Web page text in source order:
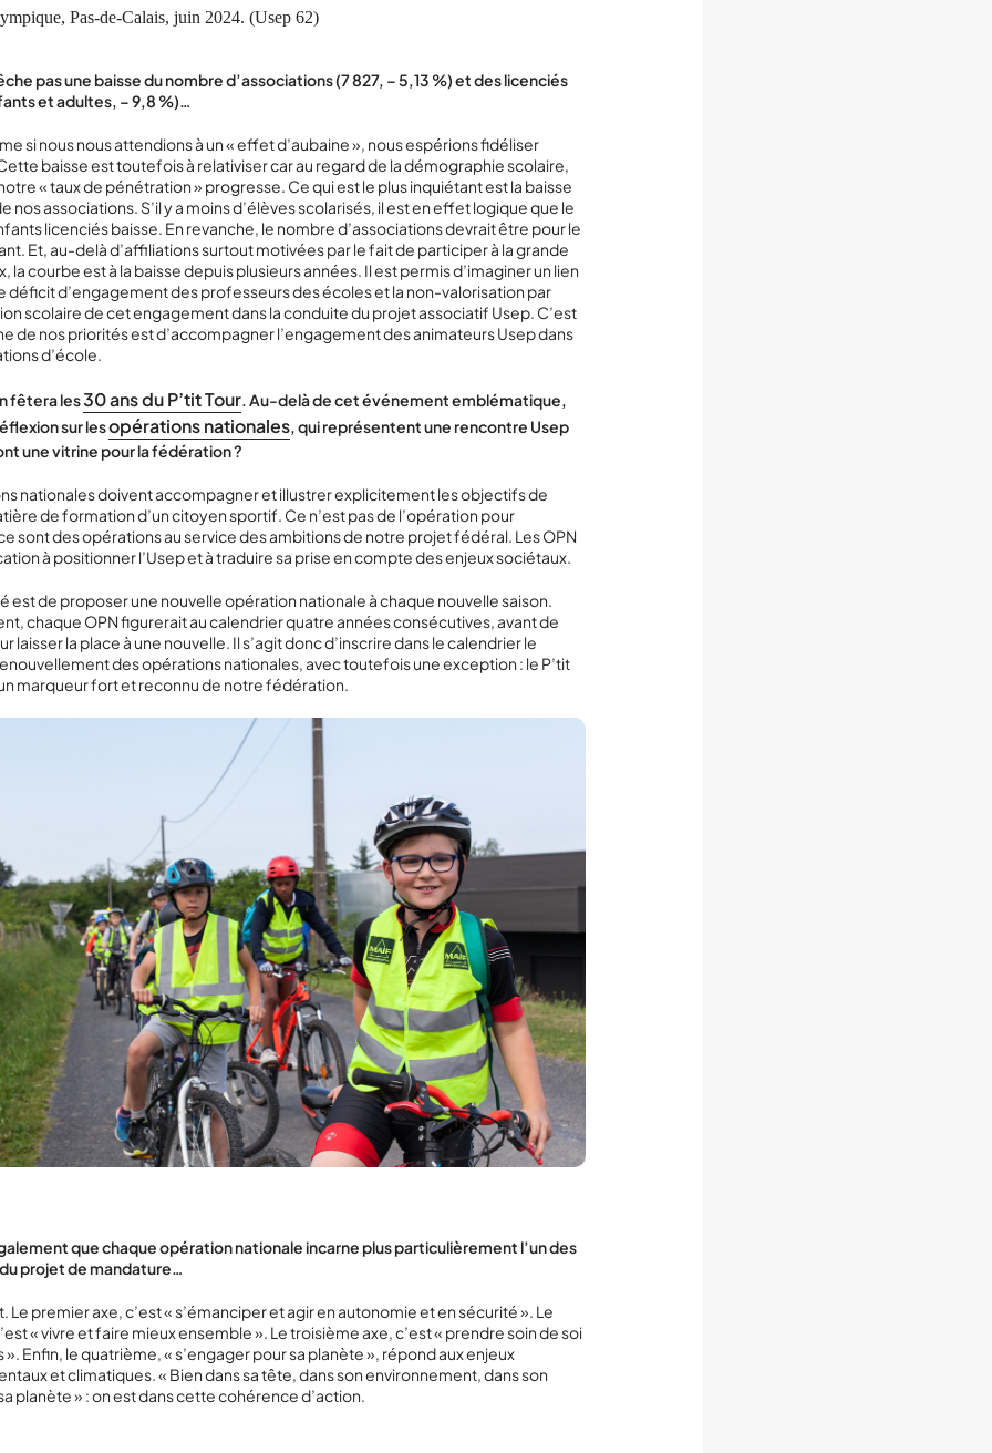
Pas-de-Calais, juin 2024. (Usep 62)
pas une baisse du nombre d’associations (7 827, – 5,13 %) et des licenciés
et adultes, – 9,8 %)…
si nous nous attendions à un « effet d’aubaine », nous espérions fidéliser
baisse est toutefois à relativiser car au regard de la démographie scolaire,
« taux de pénétration » progresse. Ce qui est le plus inquiétant est la baisse
nos associations. S’il y a moins d’élèves scolarisés, il est en effet logique que le
licenciés baisse. En revanche, le nombre d’associations devrait être pour le
Et, au-delà d’affiliations surtout motivées par le fait de participer à la grande
la courbe est à la baisse depuis plusieurs années. Il est permis d’imaginer un lien
déficit d’engagement des professeurs des écoles et la non-valorisation par
scolaire de cet engagement dans la conduite du projet associatif Usep. C’est
de nos priorités est d’accompagner l’engagement des animateurs Usep dans
d’école.
fêtera les30 ans du P’tit Tour. Au-delà de cet événement emblématique,
sur lesopérations nationales, qui représentent une rencontre Usep
une vitrine pour la fédération ?
nationales doivent accompagner et illustrer explicitement les objectifs de
de formation d’un citoyen sportif. Ce n’est pas de l’opération pour
sont des opérations au service des ambitions de notre projet fédéral. Les OPN
à positionner l’Usep et à traduire sa prise en compte des enjeux sociétaux.
est de proposer une nouvelle opération nationale à chaque nouvelle saison.
chaque OPN figurerait au calendrier quatre années consécutives, avant de
laisser la place à une nouvelle. Il s’agit donc d’inscrire dans le calendrier le
des opérations nationales, avec toutefois une exception : le P’tit
marqueur fort et reconnu de notre fédération.
que chaque opération nationale incarne plus particulièrement l’un des
projet de mandature…
Le premier axe, c’est « s’émanciper et agir en autonomie et en sécurité ». Le
« vivre et faire mieux ensemble ». Le troisième axe, c’est « prendre soin de soi
». Enfin, le quatrième, « s’engager pour sa planète », répond aux enjeux
et climatiques. « Bien dans sa tête, dans son environnement, dans son
planète » : on est dans cette cohérence d’action.